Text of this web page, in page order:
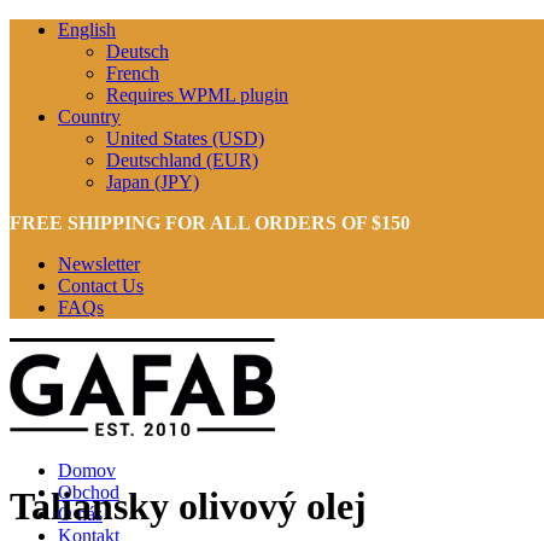
English
Deutsch
French
Requires WPML plugin
Country
United States (USD)
Deutschland (EUR)
Japan (JPY)
FREE SHIPPING FOR ALL ORDERS OF $150
Newsletter
Contact Us
FAQs
Domov
Obchod
O nás
Kontakt
Taliansky olivový olej